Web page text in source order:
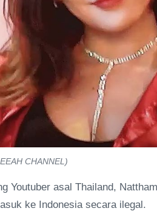
CHANNEL)
Youtuber asal Thailand,
ke Indonesia secara ilegal.